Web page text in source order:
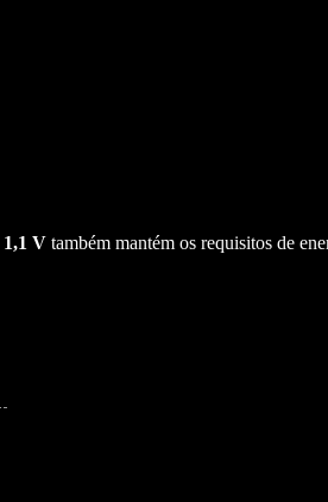
1,1 V também mantém os requisitos de